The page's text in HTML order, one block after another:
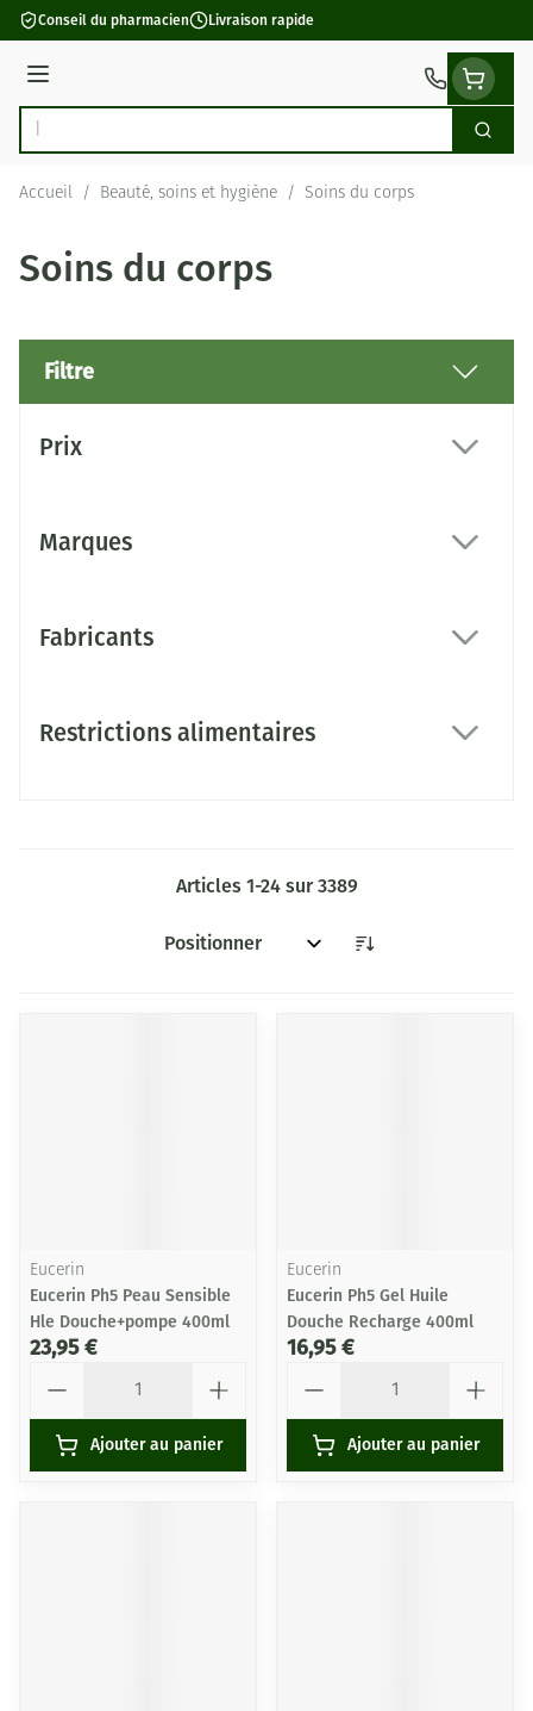
Aller au contenu
Conseil du pharmacien Livraison rapide
Menu
Rechercher
Accueil / Beauté, soins et hygiène / Soins du corps
Soins du corps
Filtre
Prix
Marques
Fabricants
Restrictions alimentaires
Articles 1-24sur3389
Trier par:
Eucerin
Eucerin Ph5 Peau Sensible
Hle Douche+pompe 400ml
23,95 €
Ajouter au panier
Eucerin
Eucerin Ph5 Gel Huile
Douche Recharge 400ml
16,95 €
Ajouter au panier